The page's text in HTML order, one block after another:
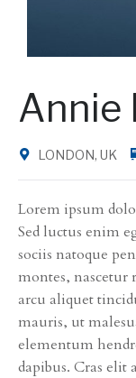
Annie
LONDON, UK
Lorem ipsum
Sed luctus enim
sociis natoque
montes, nascetur
arcu aliquet
mauris, ut
elementum
dapibus. Cras elit